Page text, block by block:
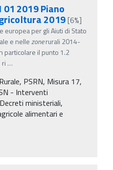
01 2019 Piano
2019[6%]
europea per gli Aiuti di Stato
e nellezonerurali 2014-
particolare il punto 1.2
ri …
PSRN, Misura 17,
- Interventi
ministeriali,
alimentari e